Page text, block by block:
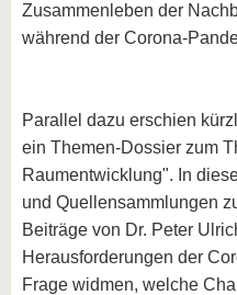
Zusammenleben der
während der Corona-
Parallel dazu erschien
ein Themen-Dossier zum
Raumentwicklung". In
und Quellensammlungen
Beiträge von Dr. Peter
Herausforderungen der
Frage widmen, welche